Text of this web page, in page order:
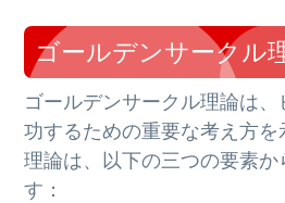
ゴールデンサークル
ゴールデンサークル理論は
功するための重要な考え方
理論は、以下の三つの要素か
す：